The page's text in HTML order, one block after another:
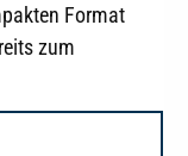
Format
zum